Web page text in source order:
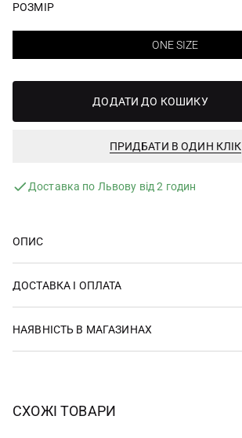
РОЗМІР
ONE SIZE
ДОДАТИ ДО КОШИКУ
ПРИДБАТИ В ОДИН КЛІК
Доставка по Львову від 2 годин
ОПИС
ДОСТАВКА І ОПЛАТА
НАЯВНІСТЬ В МАГАЗИНАХ
СХОЖІ ТОВАРИ